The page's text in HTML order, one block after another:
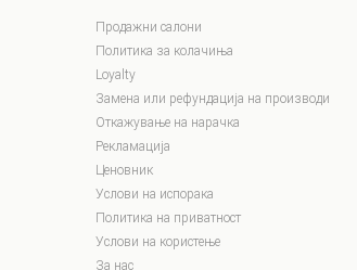
Продажни салони
Политика за колачиња
Loyalty
Замена или рефундација на производи
Откажување на нарачка
Рекламација
Ценовник
Услови на испорака
Политика на приватност
Услови на користење
За нас